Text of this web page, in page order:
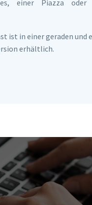
einer Piazza oder
ist in einer geraden und
erhältlich.